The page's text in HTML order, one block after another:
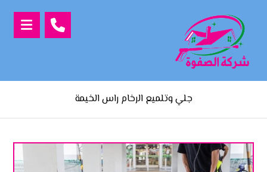
جلي وتلميع الرخام راس الخيمة